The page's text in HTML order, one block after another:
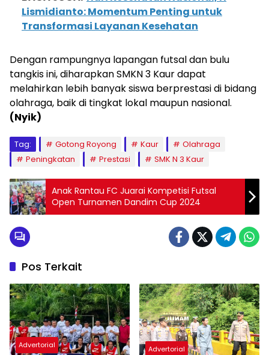
Lismidianto: Momentum Penting untuk
Transformasi Layanan Kesehatan
Dengan rampungnya lapangan futsal dan bulu
tangkis ini, diharapkan SMKN 3 Kaur dapat
melahirkan lebih banyak siswa berprestasi di bidang
olahraga, baik di tingkat lokal maupun nasional.
(Nyik)
Tag: Gotong Royong Kaur
Olahraga
Peningkatan
Prestasi SMK N 3 Kaur
Anak Rantau FC Juarai Kompetisi Futsal
Open Turnamen Dandim Cup 2024
Pos Terkait
Advertorial Advertorial